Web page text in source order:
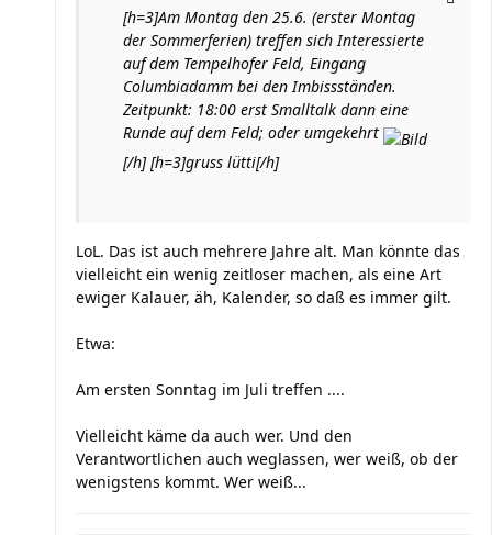
[h=3]Am Montag den 25.6. (erster Montag
der Sommerferien) treffen sich Interessierte
auf dem Tempelhofer Feld, Eingang
Columbiadamm bei den Imbissständen.
Zeitpunkt: 18:00 erst Smalltalk dann eine
Runde auf dem Feld; oder umgekehrt
[/h] [h=3]gruss lütti[/h]
LoL. Das ist auch mehrere Jahre alt. Man könnte das
vielleicht ein wenig zeitloser machen, als eine Art
ewiger Kalauer, äh, Kalender, so daß es immer gilt.
Etwa:
Am ersten Sonntag im Juli treffen ....
Vielleicht käme da auch wer. Und den
Verantwortlichen auch weglassen, wer weiß, ob der
wenigstens kommt. Wer weiß...